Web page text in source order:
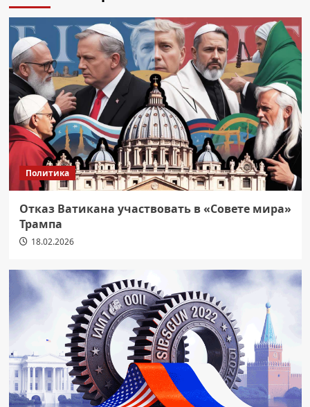
Политика
Отказ Ватикана участвовать в «Совете мира»
Трампа
18.02.2026